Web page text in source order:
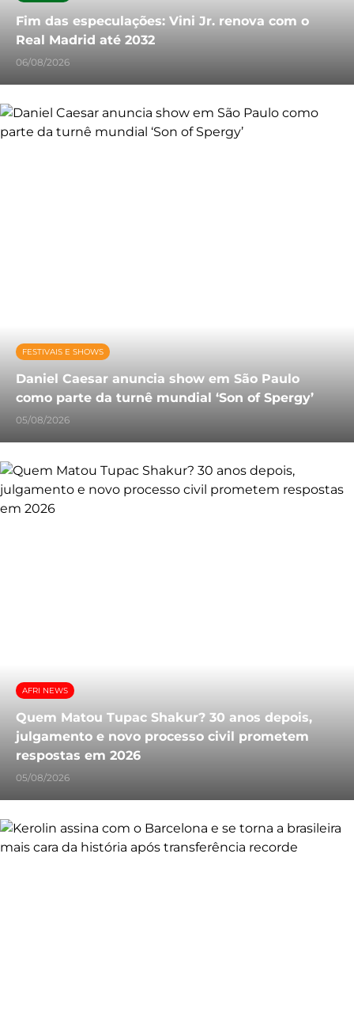
Fim das especulações: Vini Jr. renova com o
Real Madrid até 2032
06/08/2026
FESTIVAIS E SHOWS
Daniel Caesar anuncia show em São Paulo
como parte da turnê mundial ‘Son of Spergy’
05/08/2026
AFRI NEWS
Quem Matou Tupac Shakur? 30 anos depois,
julgamento e novo processo civil prometem
respostas em 2026
05/08/2026